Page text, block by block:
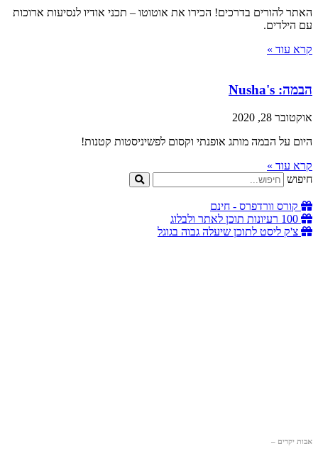
האתר להורים בדרכים! הכירו את אוטוטו – תכני אודיו לנסיעות ארוכות
עם הילדים.
קרא עוד »
הבמה: Nusha's
אוקטובר 28, 2020
היום על הבמה מותג אופנתי וקסום לפשיניסטות קטנות!
קרא עוד »
חיפוש
קורס וורדפרס - חינם
100 רעיונות תוכן לאתר ולבלוג
צ'ק ליסט לתוכן שיעלה גבוה בגוגל
אבות יקרים –